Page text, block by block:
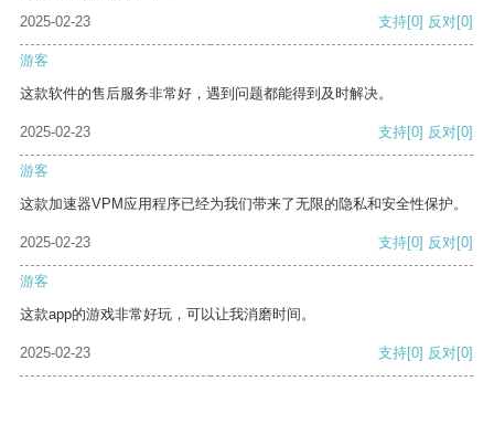
2025-02-23
支持[0] 反对[0]
游客
这款软件的售后服务非常好，遇到问题都能得到及时解决。
2025-02-23 支持[0] 反对[0]
游客
这款加速器VPM应用程序已经为我们带来了无限的隐私和安全性保护。
2025-02-23 支持[0] 反对[0]
游客
这款app的游戏非常好玩，可以让我消磨时间。
2025-02-23 支持[0] 反对[0]